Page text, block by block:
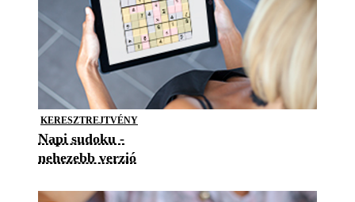
KERESZTREJTVÉNY
Napi sudoku -
nehezebb verzió